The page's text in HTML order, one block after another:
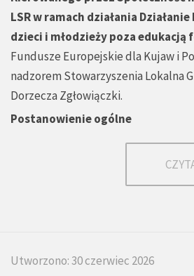
LSR w ramach działania Działanie
dzieci i młodzieży poza
Fundusze Europejskie dla Kujaw i
nadzorem Stowarzyszenia Lokalna
Dorzecza Zgłowiączki.
Postanowienie ogólne
Utworzono: 30 czerwiec 2026